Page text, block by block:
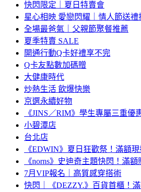
快閃限定｜夏日特賣會
星心相映 愛戀閃耀｜情人節送禮
全場最爸氣｜父親節聚餐推薦
夏季特賣 SALE
開通行動Q卡好禮享不完
Q卡友點數加碼贈
大健康時代
炒熱生活 飲爆快樂
京選永續好物
《JINS／RIM》學生專屬三重優
小碧潭店
台北店
《EDWIN》夏日狂歡祭！滿額
《norns》史迪奇主題快閃！滿額
7月VIP報名｜高質感穿搭術
快閃｜《DEZZY.》百貨首櫃！